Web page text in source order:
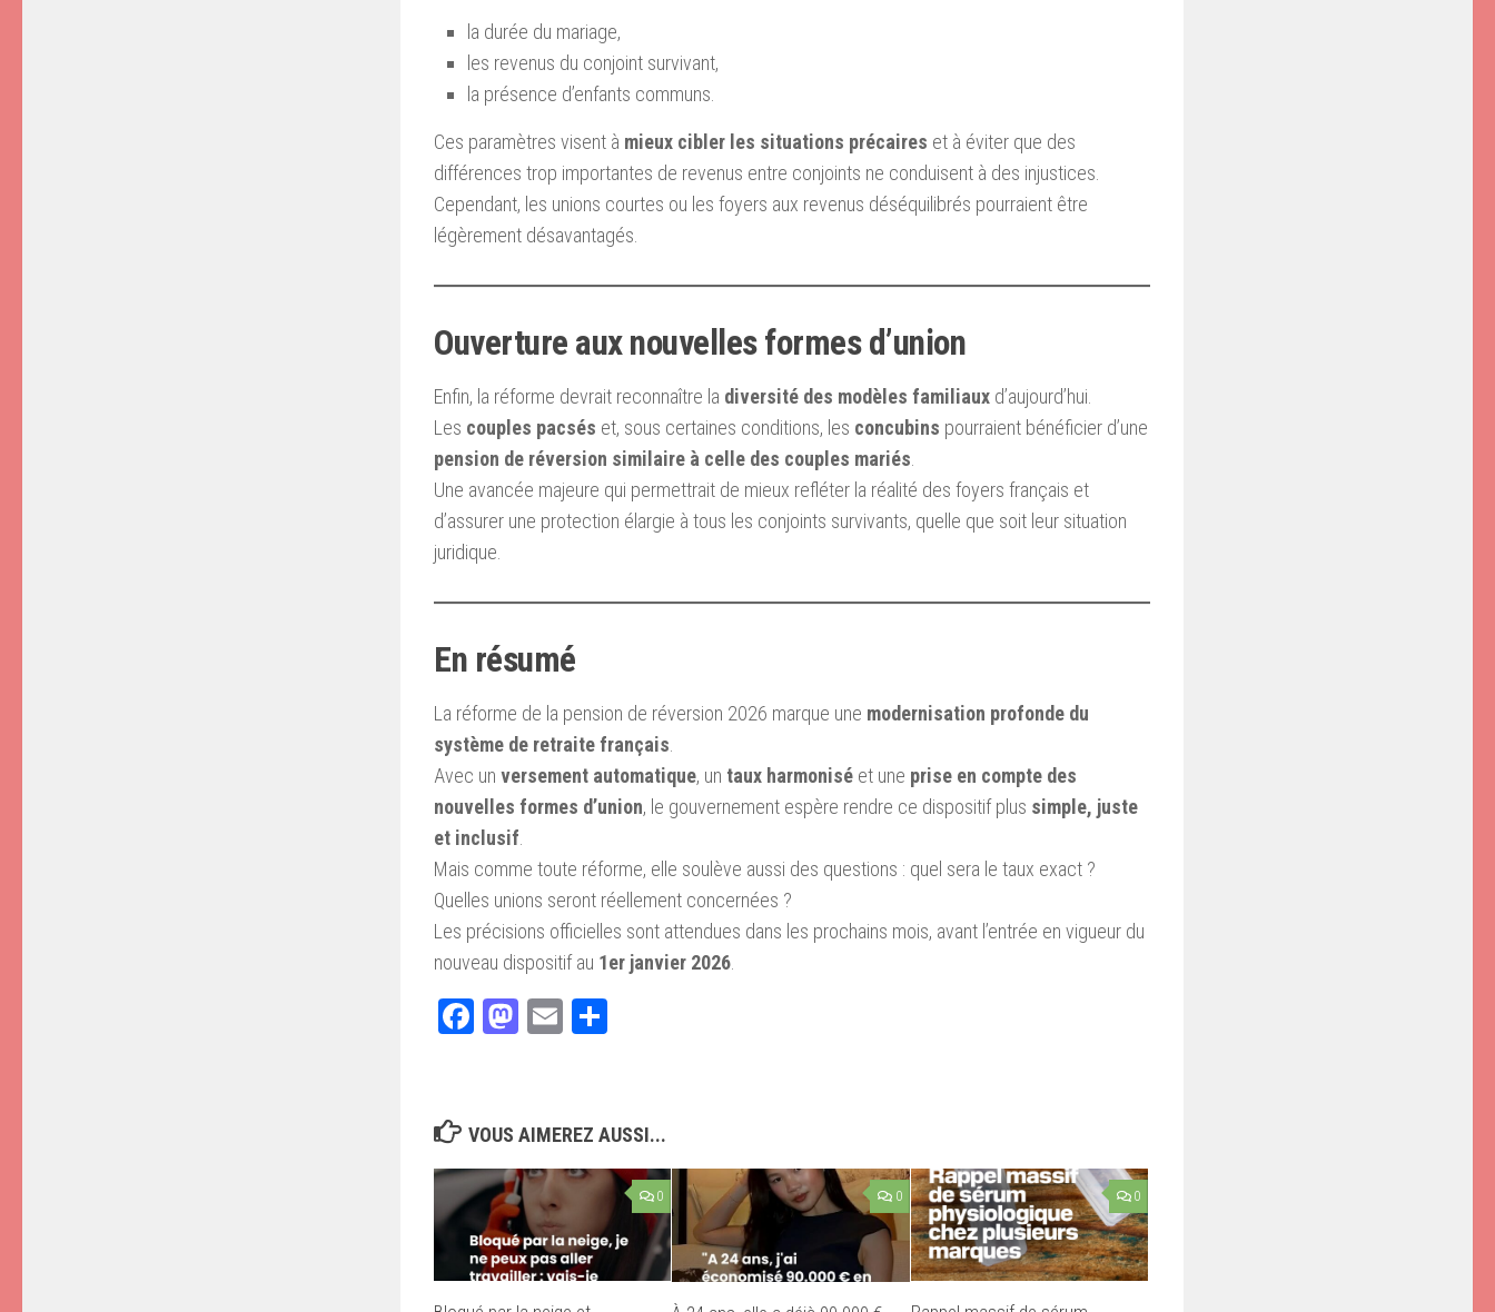
la durée du mariage,
les revenus du conjoint survivant,
la présence d’enfants communs.
Ces paramètres visent à mieux cibler les situations précaires et à éviter que des
différences trop importantes de revenus entre conjoints ne conduisent à des injustices.
Cependant, les unions courtes ou les foyers aux revenus déséquilibrés pourraient être
légèrement désavantagés.
Ouverture aux nouvelles formes d’union
Enfin, la réforme devrait reconnaître la diversité des modèles familiaux d’aujourd’hui.
Les couples pacsés et, sous certaines conditions, les concubins pourraient bénéficier d’une
pension de réversion similaire à celle des couples mariés
Une avancée majeure qui permettrait de mieux refléter la réalité des foyers français et
d’assurer une protection élargie à tous les conjoints survivants, quelle que soit leur situation
juridique.
En résumé
La réforme de la pension de réversion 2026 marque une modernisation profonde du
système de retraite français
Avec un versement automatique, un taux harmonisé et une prise en compte des
nouvelles formes d’union, le gouvernement espère rendre ce dispositif plus simple, juste
et inclusif
Mais comme toute réforme, elle soulève aussi des questions : quel sera le taux exact ?
Quelles unions seront réellement concernées ?
Les précisions officielles sont attendues dans les prochains mois, avant l’entrée en vigueur du
nouveau dispositif au 1er janvier 2026
Facebook
Mastodon
Email
VOUS AIMEREZ AUSSI...
0 0 0